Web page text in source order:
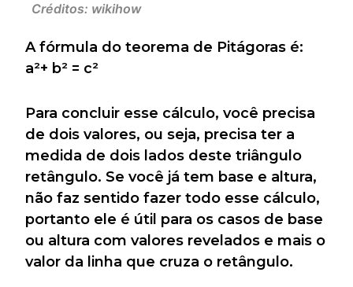
Créditos: wikihow
A fórmula do teorema de Pitágoras é:
a²+ b² = c²
Para concluir esse cálculo, você precisa
de dois valores, ou seja, precisa ter a
medida de dois lados deste triângulo
retângulo. Se você já tem base e altura,
não faz sentido fazer todo esse cálculo,
portanto ele é útil para os casos de base
ou altura com valores revelados e mais o
valor da linha que cruza o retângulo.